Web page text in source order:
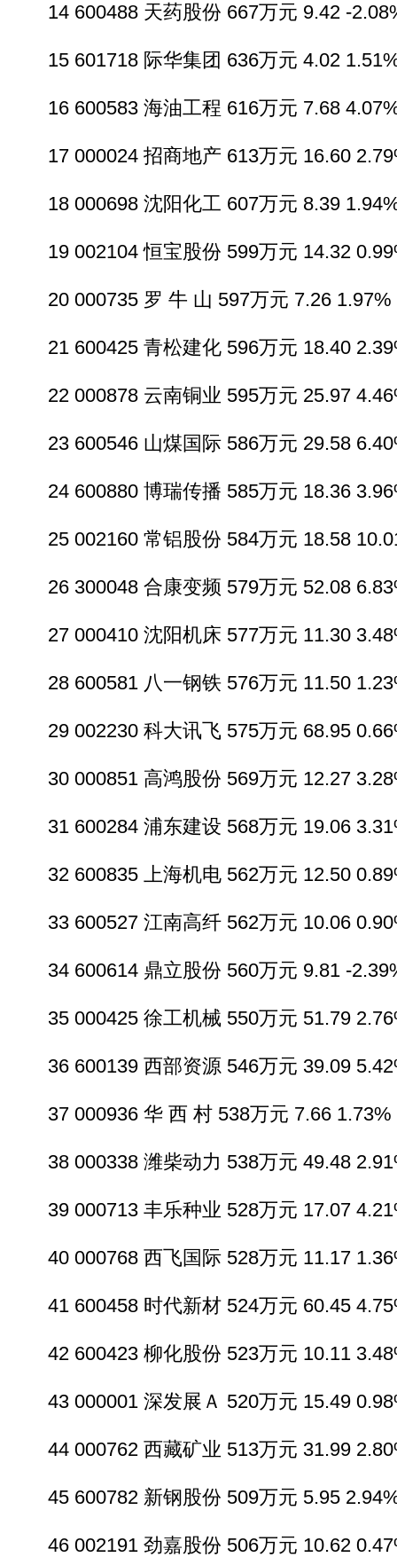
14 600488 天药股份 667万元 9.42 -
15 601718 际华集团 636万元 4.02
16 600583 海油工程 616万元 7.68
17 000024 招商地产 613万元 16.60
18 000698 沈阳化工 607万元 8.39
19 002104 恒宝股份 599万元 14.32
20 000735 罗 牛 山 597万元 7.26 1.97%
21 600425 青松建化 596万元 18.40
22 000878 云南铜业 595万元 25.97
23 600546 山煤国际 586万元 29.58
24 600880 博瑞传播 585万元 18.36
25 002160 常铝股份 584万元 18.58
26 300048 合康变频 579万元 52.08
27 000410 沈阳机床 577万元 11.30
28 600581 八一钢铁 576万元 11.50
29 002230 科大讯飞 575万元 68.95
30 000851 高鸿股份 569万元 12.27
31 600284 浦东建设 568万元 19.06
32 600835 上海机电 562万元 12.50
33 600527 江南高纤 562万元 10.06
34 600614 鼎立股份 560万元 9.81 -
35 000425 徐工机械 550万元 51.79
36 600139 西部资源 546万元 39.09
37 000936 华 西 村 538万元 7.66 1.73%
38 000338 潍柴动力 538万元 49.48
39 000713 丰乐种业 528万元 17.07
40 000768 西飞国际 528万元 11.17
41 600458 时代新材 524万元 60.45
42 600423 柳化股份 523万元 10.11
43 000001 深发展Ａ 520万元 15.49
44 000762 西藏矿业 513万元 31.99
45 600782 新钢股份 509万元 5.95
46 002191 劲嘉股份 506万元 10.62